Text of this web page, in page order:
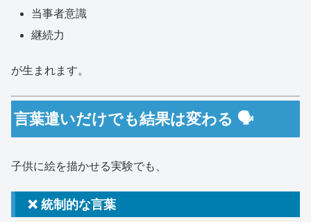
当事者意識
継続力
が生まれます。
言葉遣いだけでも結果は変わる 🗣️
子供に絵を描かせる実験でも、
❌ 統制的な言葉